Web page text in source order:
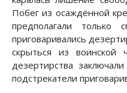
Побег из осаждённой
предполагали только
приговаривались
скрыться из воинской
дезертирства
подстрекатели